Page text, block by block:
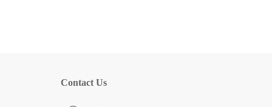
Contact Us